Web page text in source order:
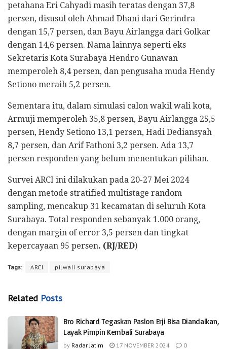
petahana Eri Cahyadi masih teratas dengan 37,8
persen, disusul oleh Ahmad Dhani dari Gerindra
dengan 15,7 persen, dan Bayu Airlangga dari Golkar
dengan 14,6 persen. Nama lainnya seperti eks
Sekretaris Kota Surabaya Hendro Gunawan
memperoleh 8,4 persen, dan pengusaha muda Hendy
Setiono meraih 5,2 persen.
Sementara itu, dalam simulasi calon wakil wali kota,
Armuji memperoleh 35,8 persen, Bayu Airlangga 25,5
persen, Hendy Setiono 13,1 persen, Hadi Dediansyah
8,7 persen, dan Arif Fathoni 3,2 persen. Ada 13,7
persen responden yang belum menentukan pilihan.
Survei ARCI ini dilakukan pada 20-27 Mei 2024
dengan metode stratified multistage random
sampling, mencakup 31 kecamatan di seluruh Kota
Surabaya. Total responden sebanyak 1.000 orang,
dengan margin of error 3,5 persen dan tingkat
kepercayaan 95 persen. (RJ/RED)
Tags: ARCI pilwali surabaya
Related Posts
Bro Richard Tegaskan Paslon Erji Bisa Diandalkan,
Layak Pimpin Kembali Surabaya
by Radar Jatim 17 NOVEMBER 2024 0